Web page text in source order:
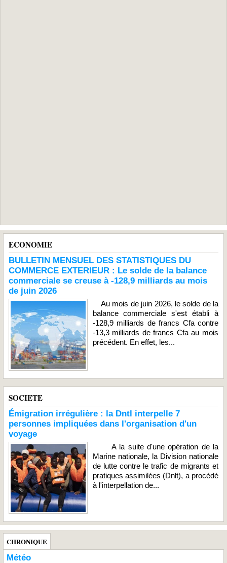
ECONOMIE
BULLETIN MENSUEL DES STATISTIQUES DU
COMMERCE EXTERIEUR : Le solde de la balance
commerciale se creuse à -128,9 milliards au mois
de juin 2026
Au mois de juin 2026, le solde de la
balance commerciale s'est établi à
-128,9 milliards de francs Cfa contre
-13,3 milliards de francs Cfa au mois
précédent. En effet, les...
SOCIETE
Émigration irrégulière : la Dntl interpelle 7
personnes impliquées dans l'organisation d'un
voyage
A la suite d'une opération de la
Marine nationale, la Division nationale
de lutte contre le trafic de migrants et
pratiques assimilées (Dnlt), a procédé
à l'interpellation de...
CHRONIQUE
Météo